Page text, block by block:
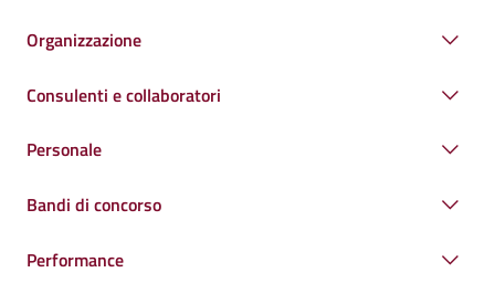
Organizzazione
Consulenti e collaboratori
Personale
Bandi di concorso
Performance